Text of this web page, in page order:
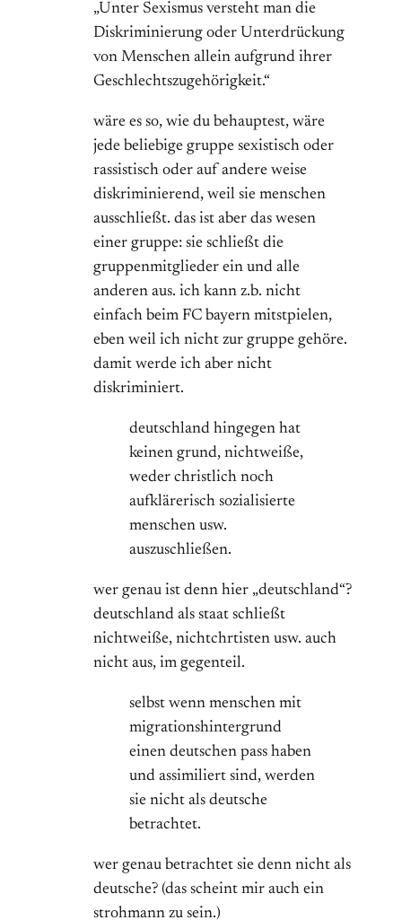
„Unter Sexismus versteht man die
Diskriminierung oder Unterdrückung
von Menschen allein aufgrund ihrer
Geschlechtszugehörigkeit.“
wäre es so, wie du behauptest, wäre
jede beliebige gruppe sexistisch oder
rassistisch oder auf andere weise
diskriminierend, weil sie menschen
ausschließt. das ist aber das wesen
einer gruppe: sie schließt die
gruppenmitglieder ein und alle
anderen aus. ich kann z.b. nicht
einfach beim FC bayern mitstpielen,
eben weil ich nicht zur gruppe gehöre.
damit werde ich aber nicht
diskriminiert.
deutschland hingegen hat
keinen grund, nichtweiße,
weder christlich noch
aufklärerisch sozialisierte
menschen usw.
auszuschließen.
wer genau ist denn hier „deutschland“?
deutschland als staat schließt
nichtweiße, nichtchrtisten usw. auch
nicht aus, im gegenteil.
selbst wenn menschen mit
migrationshintergrund
einen deutschen pass haben
und assimiliert sind, werden
sie nicht als deutsche
betrachtet.
wer genau betrachtet sie denn nicht als
deutsche? (das scheint mir auch ein
strohmann zu sein.)